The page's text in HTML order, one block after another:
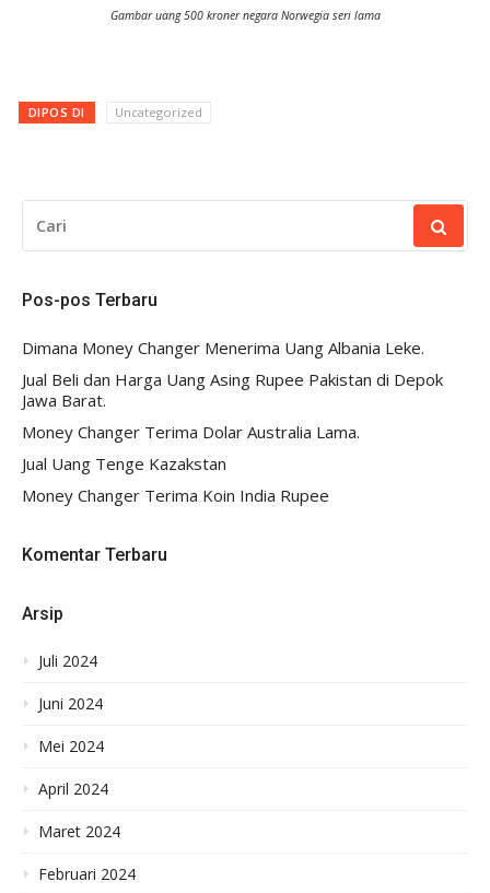
Gambar uang 500 kroner negara Norwegia seri lama
DIPOS DI Uncategorized
UNTUK:
Pos-pos Terbaru
Dimana Money Changer Menerima Uang Albania Leke.
Jual Beli dan Harga Uang Asing Rupee Pakistan di Depok
Jawa Barat.
Money Changer Terima Dolar Australia Lama.
Jual Uang Tenge Kazakstan
Money Changer Terima Koin India Rupee
Komentar Terbaru
Arsip
Juli 2024
Juni 2024
Mei 2024
April 2024
Maret 2024
Februari 2024